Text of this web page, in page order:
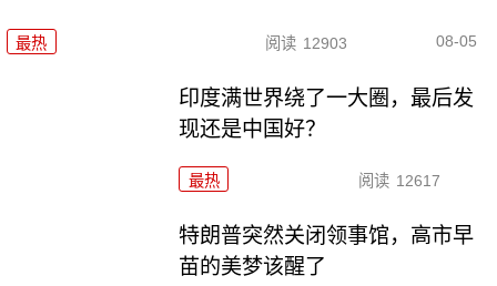
最热 阅读 12903 08-05
印度满世界绕了一大圈，最后发
现还是中国好？
最热 阅读 12617
特朗普突然关闭领事馆，高市早
苗的美梦该醒了